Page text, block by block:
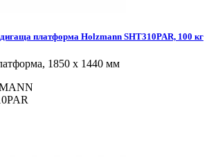
платформа Holzmann SHT310PAR, 100 кг
1850 х 1440 мм